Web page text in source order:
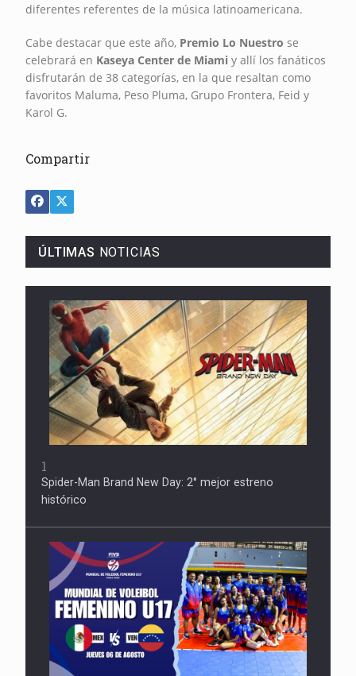
diferentes referentes de la música latinoamericana.
Cabe destacar que este año, Premio Lo Nuestro se
celebrará en Kaseya Center de Miami y allí los fanáticos
disfrutarán de 38 categorías, en la que resaltan como
favoritos Maluma, Peso Pluma, Grupo Frontera, Feid y
Karol G.
Compartir
ÚLTIMAS NOTICIAS
1
Spider-Man Brand New Day: 2° mejor estreno
histórico